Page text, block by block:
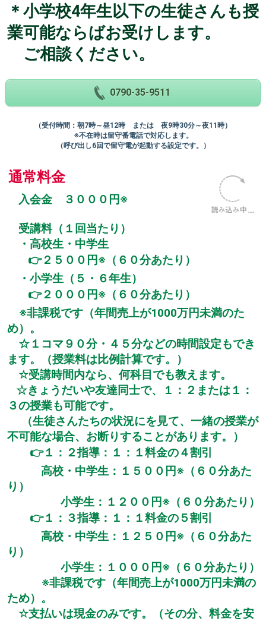
＊小学校4年生以下の生徒さんも授
業可能ならばお受けします。
ご相談ください。
0790-35-9511
（受付時間：朝7時～昼12時 または 夜9時30分～夜11時）
※不在時は留守番電話で対応します。
（呼び出し6回で留守電が起動する設定です。）
通常料金
入会金 ３０００円※
受講料（１回当たり）
・高校生・中学生
👉２５００円※（６０分あたり）
・小学生（５・６年生）
👉２０００円※（６０分あたり）
※非課税です（年間売上が1000万円未満のた
め）。
☆１コマ９０分・４５分などの時間設定もでき
ます。（授業料は比例計算です。）
☆受講時間内なら、何科目でも教えます。
☆きょうだいや友達同士で、１：２または１：
３の授業も可能です。
（生徒さんたちの状況にを見て、一緒の授業が
不可能な場合、お断りすることがあります。）
👉１：２指導：１：１料金の４割引
高校・中学生：１５００円※（６０分あた
り）
小学生：１２００円※（６０分あたり）
👉１：３指導：１：１料金の５割引
高校・中学生：１２５０円※（６０分あた
り）
小学生：１０００円※（６０分あたり）
※非課税です（年間売上が1000万円未満の
ため）。
☆支払いは現金のみです。（その分、料金を安